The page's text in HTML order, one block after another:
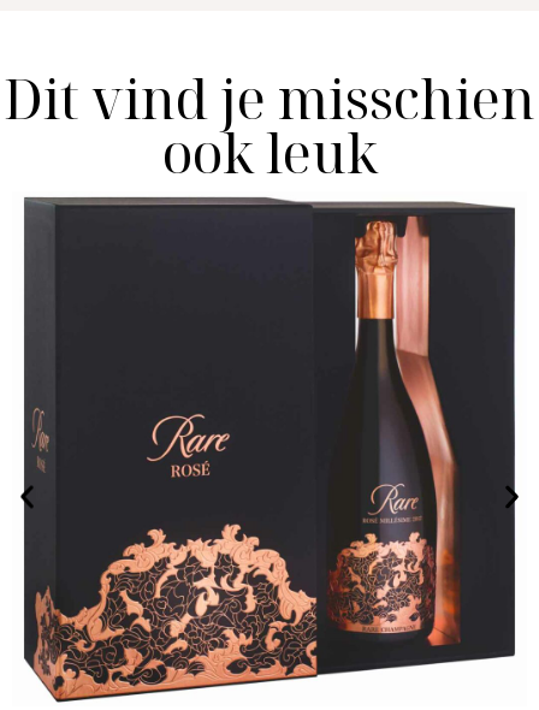
Dit vind je misschien
ook leuk